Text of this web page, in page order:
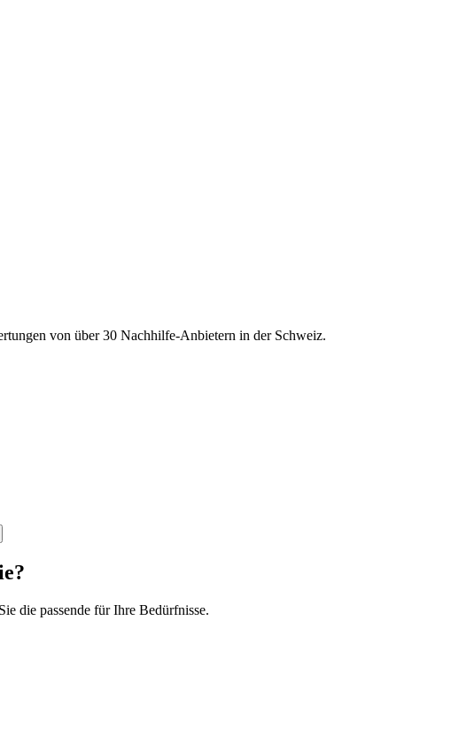
von über30 Nachhilfe-Anbietern in der Schweiz.
die passende für Ihre Bedürfnisse.